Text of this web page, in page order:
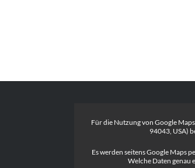
Für die Nutzung von Google
94043, USA)
Es werden seitens Google Maps
Welche Daten genau